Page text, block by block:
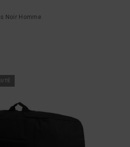
Noir Homme